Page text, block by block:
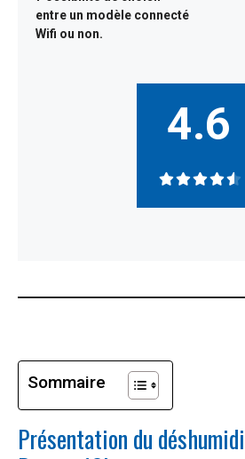
entre un modèle connecté
Wifi ou non.
4.6
Sommaire
Présentation du